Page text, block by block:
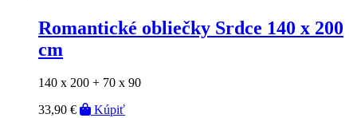
Romantické obliečky Srdce 140 x 200
cm
140 x 200 + 70 x 90
33,90 €
Kúpiť